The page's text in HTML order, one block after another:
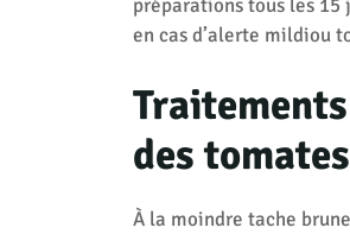
préparations tous les
en cas d’alerte mildiou
des
À la moindre tache